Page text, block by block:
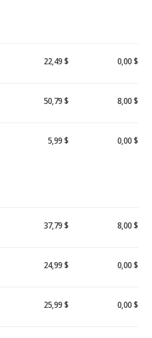
22,49 $ 0,00 $
50,79 $ 8,00 $
5,99 $ 0,00 $
37,79 $ 8,00 $
24,99 $ 0,00 $
25,99 $ 0,00 $